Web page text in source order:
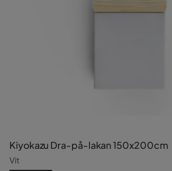
Kiyokazu Dra-på-lakan 150x200cm
Vit